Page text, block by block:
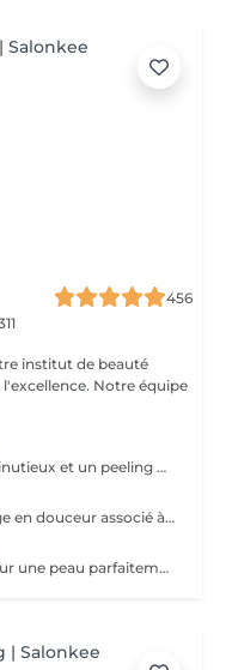
456
institut de beauté
Notre équipe
Phase 1 : Révélation Un nettoyage minutieux et un peeling doux libèrent la peau des impuretés, cellules mortes et excès de sébum. La peau respire à nouveau et retrouve sa douceur naturelle. Phase 2 : Purification & Hydratation La technologie brevetée Vortex-Fusion® aspire délicatement les impuretés tout en infusant des actifs hydratants puissants. Les pores sont nettoyés, la peau est fraîche, repulpée et lumineuse. Phase 3 : Régénération & Éclat Des sérums concentrés en antioxydants, peptides et acide hyaluronique réparent, protègent et revitalisent la peau. Le teint s'illumine, la texture s'affine et l'éclat est instantané. Résultat : Une peau nette, hydratée et rayonnante dès la première séance sans irritation, sans temps d'arrêt, simplement sublime.
Phase 1 : Réveil & Pureté Un nettoyage en douceur associé à un peeling délicat réveille l'éclat naturel de la peau, la libérant des impuretés et des cellules ternes. Phase 2 : Extraction & Hydratation La technologie brevetée Vortex-Fusion® purifie les pores tout en infusant des actifs hautement hydratants. La peau est fraîche, lisse et repulpée. Phase 3 : Régénération sur mesure Des sérums concentrés en antioxydants, peptides et acide hyaluronique régénèrent la peau tandis qu'un booster premium et la lumière LED viennent personnaliser le soin selon vos besoins spécifiques. Résultat : Une peau éclatante, détoxifiée et lumineuse dès la première séance, le glow Faia dans toute sa splendeur.
Phase 1 : Nettoyage & Peeling doux Sur une peau parfaitement démaquillée, un nettoyage délicat élimine impuretés, excès de sébum et cellules mortes. Un peeling léger à base d'acides salicylique et glycolique désincruste les pores en profondeur et aide à prévenir les imperfections. Phase 2 : Extraction & Hydratation Grâce à la technologie brevetée Vortex-Fusion®, une aspiration douce retire points noirs et comédons tout en infusant des actifs hautement hydratants. La peau est instantanément plus nette, repulpée et éclatante. Phase 3 : Infusion, Protection & Détox Des sérums riches en antioxydants, peptides et acide hyaluronique régénèrent la peau, favorisant détoxification et rajeunissement cellulaire. Un drainage lymphatique complète le soin stimulant ainsi la circulation pour un effet détoxifiant et une peau visiblement revitalisée. Résultat : Une peau fraîche, lumineuse et parfaitement hydratée, sans rougeur, sans temps d'arrêt, simplement éclatante.